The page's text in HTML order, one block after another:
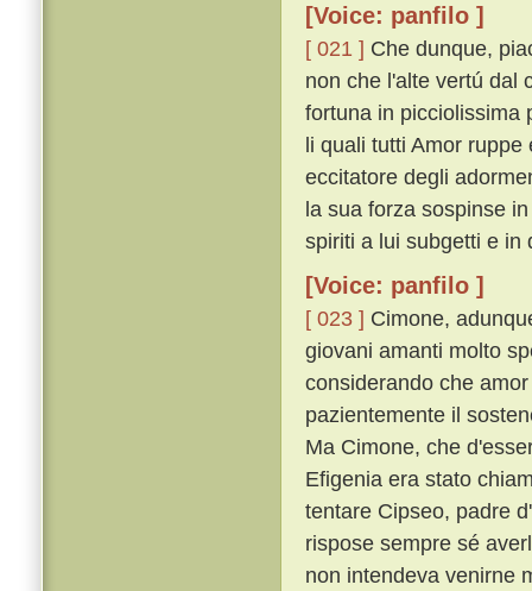
[Voice: panfilo ]
[ 021 ] Che dunque,
non che l'alte vertú dal
fortuna in picciolissima
li quali tutti Amor
eccitatore degli
la sua forza sospinse
spiriti a lui subgetti e in
[Voice: panfilo ]
[ 023 ] Cimone,
giovani amanti molto
considerando che
pazientemente il
Ma Cimone, che
Efigenia era stato
tentare Cipseo, padre
rispose sempre sé
non intendeva venirne